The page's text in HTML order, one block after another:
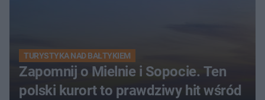
TURYSTYKA NAD BAŁTYKIEM
Zapomnij o Mielnie i Sopocie. Ten
polski kurort to prawdziwy hit wśród